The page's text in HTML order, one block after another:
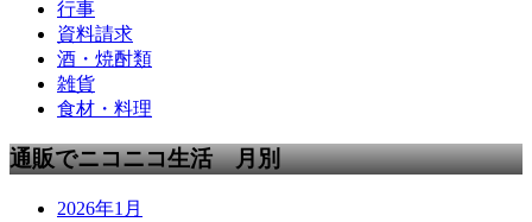
行事
資料請求
酒・焼酎類
雑貨
食材・料理
通販でニコニコ生活 月別
2026年1月